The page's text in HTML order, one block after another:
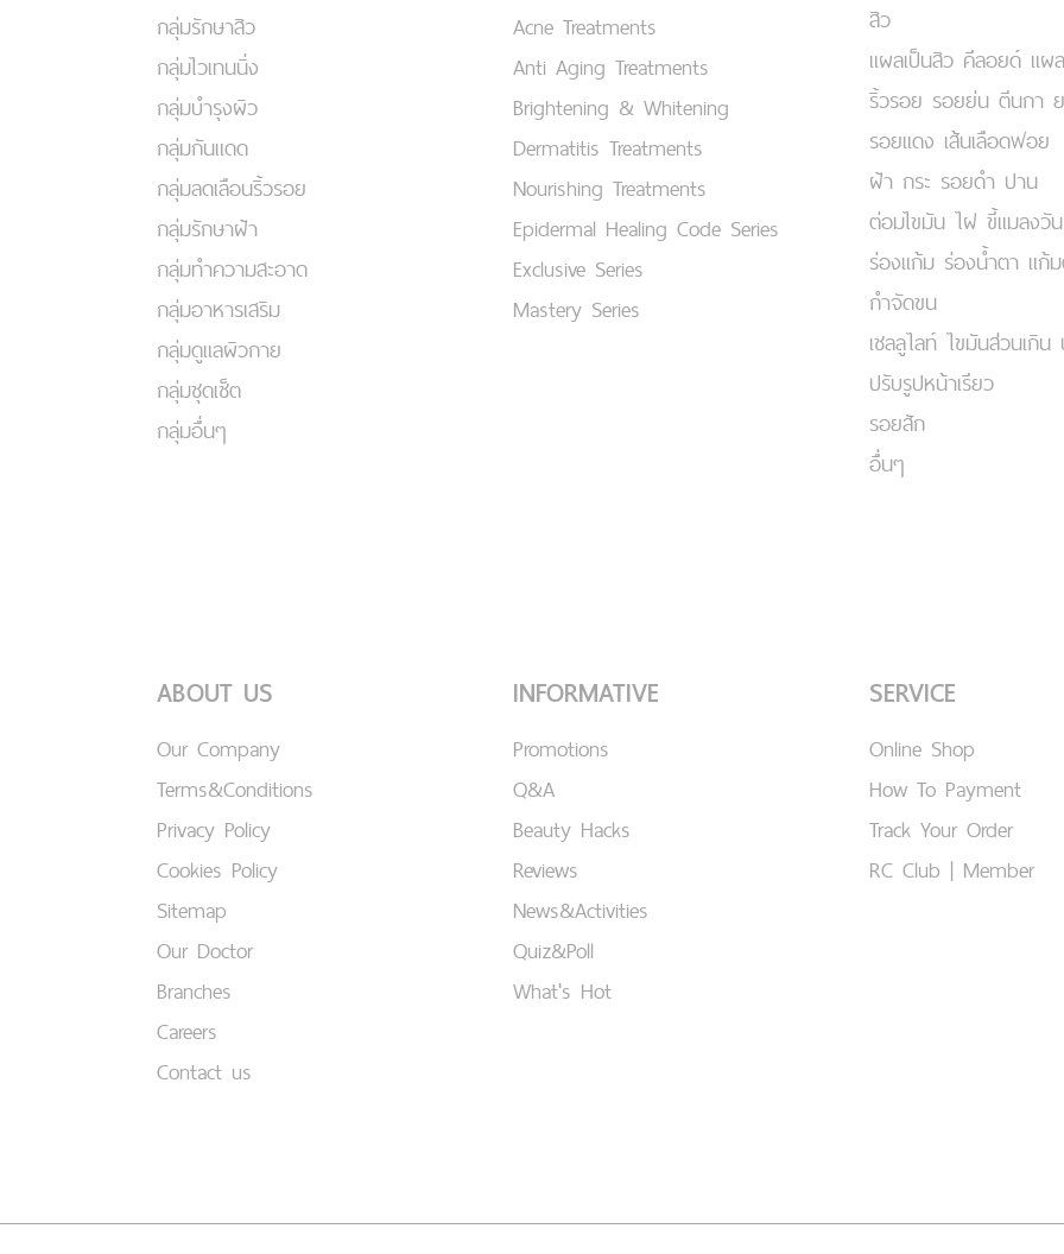
กลุ่มรักษาสิว
กลุ่มไวเทนนิ่ง
กลุ่มบำรุงผิว
กลุ่มกันแดด
กลุ่มลดเลือนริ้วรอย
กลุ่มรักษาฝ้า
กลุ่มทำความสะอาด
กลุ่มอาหารเสริม
กลุ่มดูแลผิวกาย
กลุ่มชุดเซ็ต
กลุ่มอื่นๆ
Acne Treatments
Anti Aging Treatments
Brightening & Whitening
Dermatitis Treatments
Nourishing Treatments
Epidermal Healing Code Series
Exclusive Series
Mastery Series
สิว
แผลเป็นสิว คีลอยด์ แผ
ริ้วรอย รอยย่น ตีนกา
รอยแดง เส้นเลือดฟอย
ฝ้า กระ รอยดำ ปาน
ต่อมไขมัน ไฝ ขี้แมลงวั
ร่องแก้ม ร่องน้ำตา แก้
กำจัดขน
เชลลูไลท์ ไขมันส่วนเกิน
ปรับรูปหน้าเรียว
รอยสัก
อื่นๆ
ABOUT US
Our Company
Terms&Conditions
Privacy Policy
Cookies Policy
Sitemap
Our Doctor
Branches
Careers
Contact us
INFORMATIVE
Promotions
Q&A
Beauty Hacks
Reviews
News&Activities
Quiz&Poll
What's Hot
SERVICE
Online Shop
How To Payment
Track Your Order
RC Club | Member